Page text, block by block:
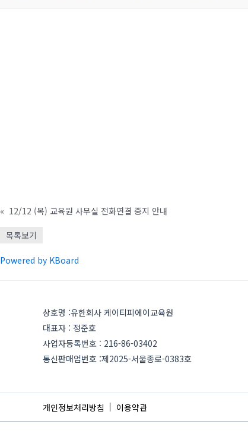
« 12/12 (목) 교육원 사무실 전화연결 중지 안내
목록보기
Powered by KBoard
상호명 :유한회사 케이티피에이교육원
대표자 : 정준호
사업자등록번호 : 216-86-03402
통신판매업번호 :제2025-서울종로-0383호
개인정보처리방침 이용약관